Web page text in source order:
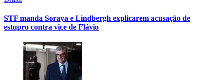
STF manda Soraya e Lindbergh explicarem acusação de
estupro contra vice de Flávio